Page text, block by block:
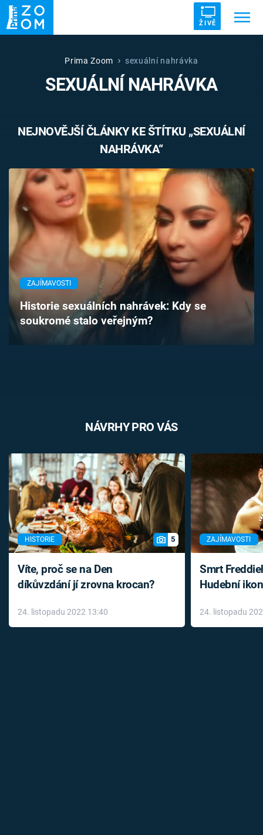
ŽIVĚ
ZRÁDCI UFO DRUHÁ SVĚTOVÁ VÁLKA
ZÁHADY VETŘELCI DÁVNOVĚKU
Témata
Pořady
TV Program
Časopis
Sledujte prima+
Přihlášení
Prima Zoom sexuální nahrávka
SEXUÁLNÍ NAHRÁVKA
NEJNOVĚJŠÍ ČLÁNKY KE ŠTÍTKU „SEXUÁLNÍ
NAHRÁVKA“
ZAJÍMAVOSTI
Historie sexuálních nahrávek: Kdy se
soukromé stalo veřejným?
NÁVRHY PRO VÁS
HISTORIE 5
Víte, proč se na Den
díkůvzdání jí zrovna krocan?
24. listopadu 2022 13:40
ZAJÍMAVOSTI
Smrt
Hudební
léky
24. listopadu